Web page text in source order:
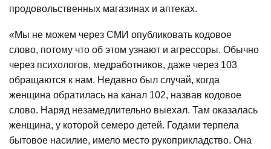
продовольственных магазинах и аптеках.
«Мы не можем через СМИ опубликовать кодовое
слово, потому что об этом узнают и агрессоры. Обычно
через психологов, медработников, даже через 103
обращаются к нам. Недавно был случай, когда
женщина обратилась на канал 102, назвав кодовое
слово. Наряд незамедлительно выехал. Там оказалась
женщина, у которой семеро детей. Годами терпела
бытовое насилие, имело место рукоприкладство. Она